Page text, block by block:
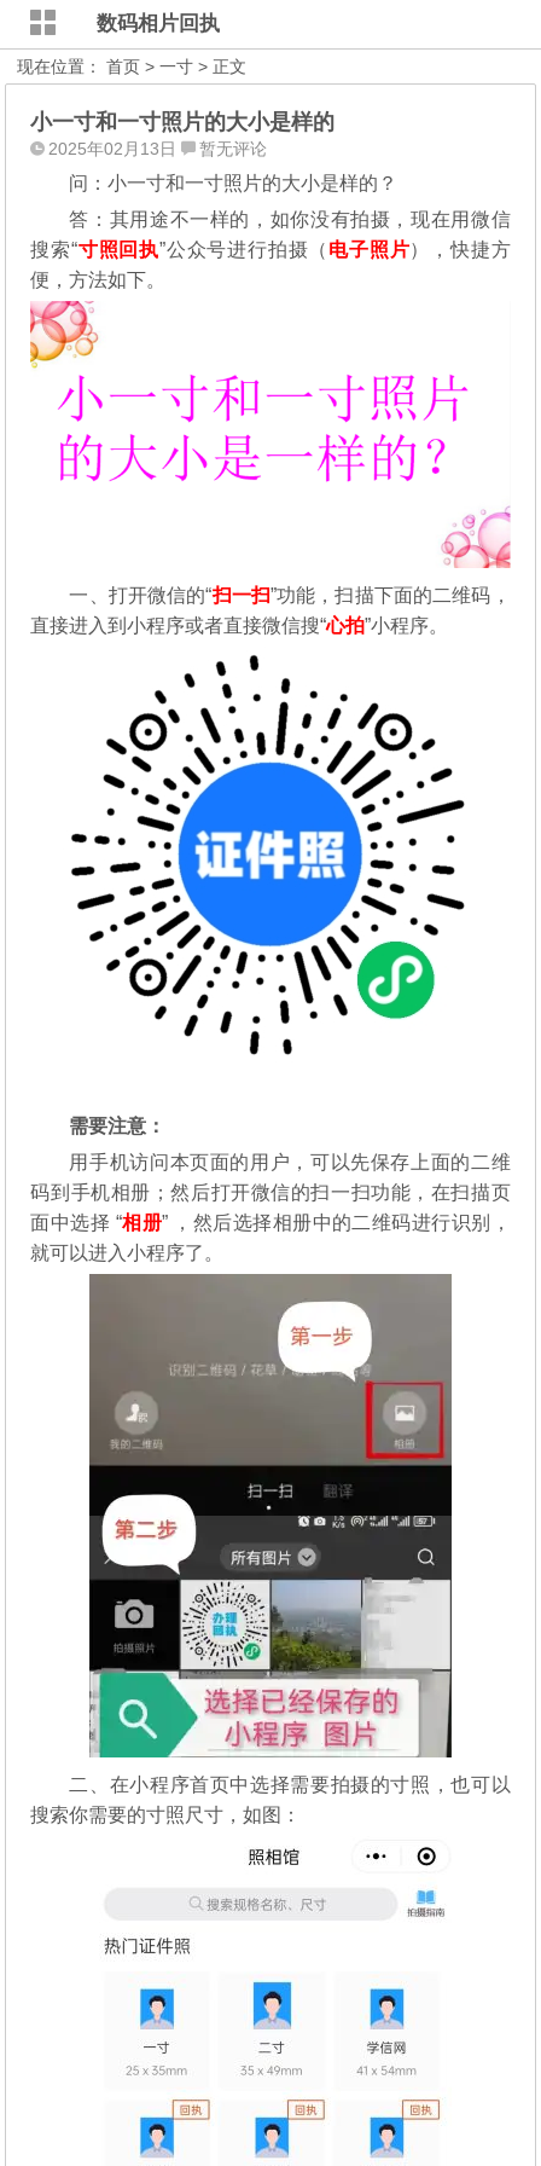
数码相片回执
现在位置：首页 >一寸 > 正文
小一寸和一寸照片的大小是样的
2025年02月13日 暂无评论
问：小一寸和一寸照片的大小是样的？
答：其用途不一样的，如你没有拍摄，现在用微信
搜索“寸照回执”公众号进行拍摄（ 电子照片），快捷方
便，方法如下。
一、打开微信的“扫一扫”功能，扫描下面的二维码，
直接进入到小程序或者直接微信搜“心拍”小程序。
需要注意：
用手机访问本页面的用户，可以先保存上面的二维
码到手机相册；然后打开微信的扫一扫功能，在扫描页
面中选择 “相册” ，然后选择相册中的二维码进行识别，
就可以进入小程序了。
二、在小程序首页中选择需要拍摄的寸照，也可以
搜索你需要的寸照尺寸，如图：